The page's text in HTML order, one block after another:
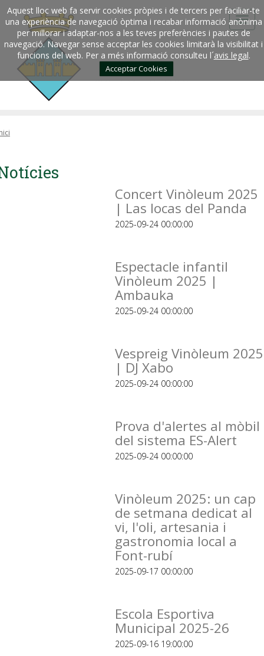
Aquest lloc web fa servir cookies pròpies i de tercers per faciliar-te
una experiència de navegació òptima i recabar informació anònima
per millorar i adaptar-nos a les teves preferències i pautes de
navegació. Navegar sense acceptar les cookies limitarà la visibilitat i
funcions del web. Per a més informació consulteu l´avis legal.
Acceptar Cookies
Concert Vinòleum 2025
| Las locas del Panda
2025-09-24 00:00:00
Espectacle infantil
Vinòleum 2025 |
Ambauka
2025-09-24 00:00:00
Vespreig Vinòleum 2025
| DJ Xabo
2025-09-24 00:00:00
Prova d'alertes al mòbil
del sistema ES-Alert
2025-09-24 00:00:00
Vinòleum 2025: un cap
de setmana dedicat al
vi, l'oli, artesania i
gastronomia local a
Font-rubí
2025-09-17 00:00:00
Escola Esportiva
Municipal 2025-26
2025-09-16 19:00:00